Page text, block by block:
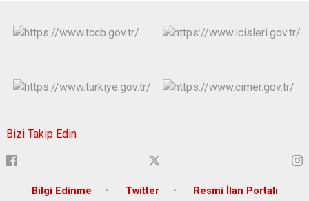
Bizi Takip Edin
Bilgi Edinme Twitter Resmi İlan Portalı